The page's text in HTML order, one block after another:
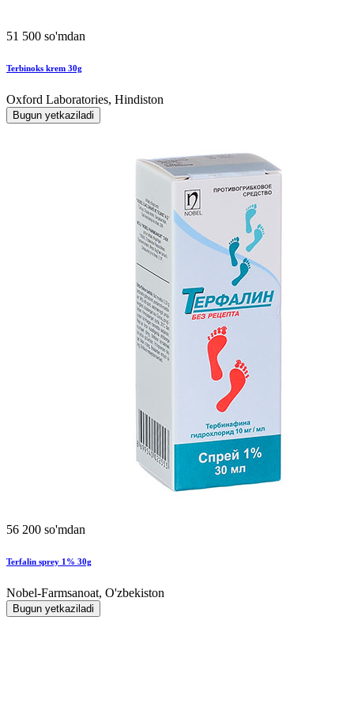
51 500 so'mdan
Terbinoks krem 30g
Oxford Laboratories, Hindiston
Bugun yetkaziladi
56 200 so'mdan
Terfalin sprey 1% 30g
Nobel-Farmsanoat, O'zbekiston
Bugun yetkaziladi